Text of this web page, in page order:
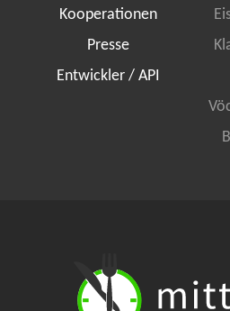
Kooperationen
Presse
Entwickler / API